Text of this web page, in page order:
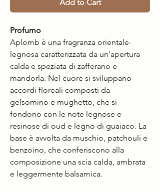
Add to Cart
Profumo
Aplomb è una fragranza orientale-
legnosa caratterizzata da un'apertura
calda e speziata di zafferano e
mandorla. Nel cuore si sviluppano
accordi floreali composti da
gelsomino e mughetto, che si
fondono con le note legnose e
resinose di oud e legno di guaiaco. La
base è avvolta da muschio, patchouli e
benzoino, che conferiscono alla
composizione una scia calda, ambrata
e leggermente balsamica.